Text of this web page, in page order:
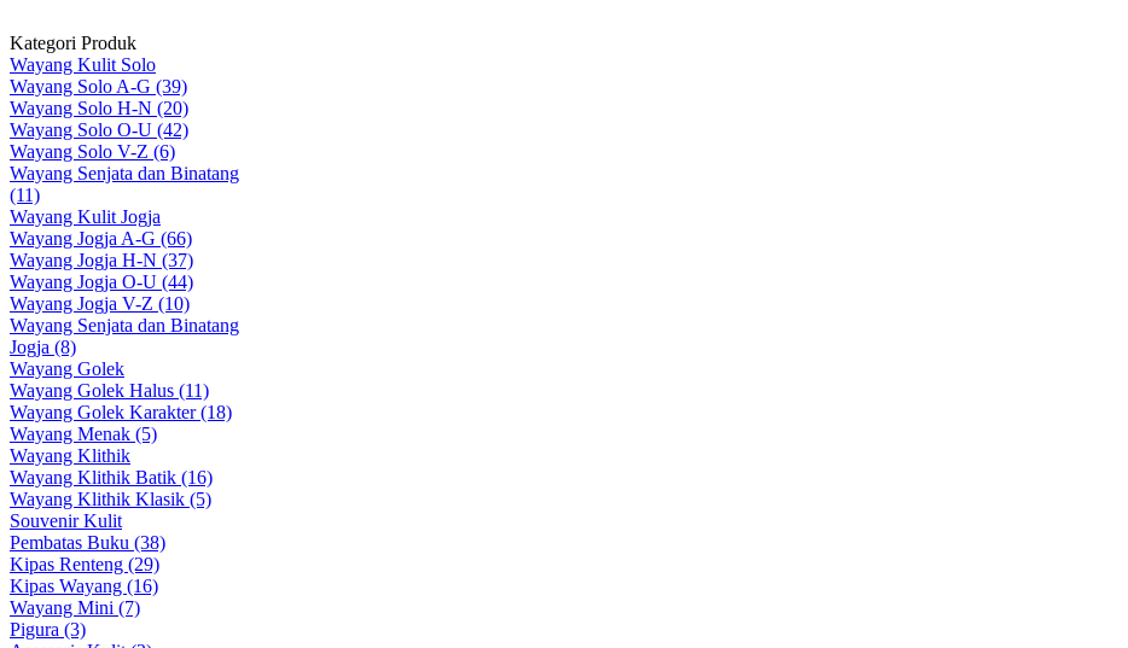
Kategori Produk
Wayang Kulit Solo
Wayang Solo A-G (39)
Wayang Solo H-N (20)
Wayang Solo O-U (42)
Wayang Solo V-Z (6)
Wayang Senjata dan Binatang
(11)
Wayang Kulit Jogja
Wayang Jogja A-G (66)
Wayang Jogja H-N (37)
Wayang Jogja O-U (44)
Wayang Jogja V-Z (10)
Wayang Senjata dan Binatang
Jogja (8)
Wayang Golek
Wayang Golek Halus (11)
Wayang Golek Karakter (18)
Wayang Menak (5)
Wayang Klithik
Wayang Klithik Batik (16)
Wayang Klithik Klasik (5)
Souvenir Kulit
Pembatas Buku (38)
Kipas Renteng (29)
Kipas Wayang (16)
Wayang Mini (7)
Pigura (3)